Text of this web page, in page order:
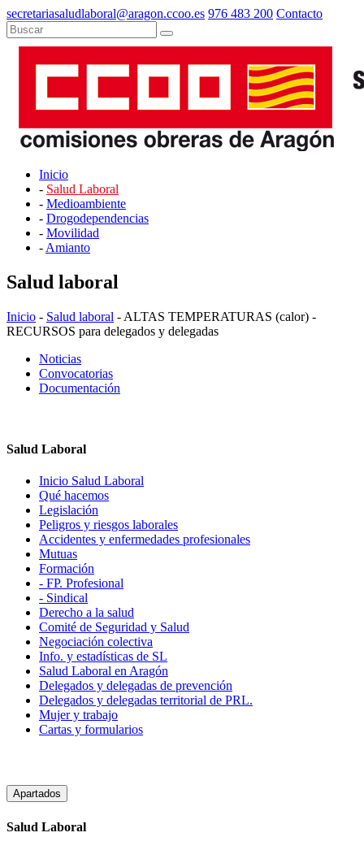
secretariasaludlaboral@aragon.ccoo.es 976 483 200 Contacto
Inicio
- Salud Laboral
- Medioambiente
- Drogodependencias
- Movilidad
- Amianto
Salud laboral
Inicio - Salud laboral - ALTAS TEMPERATURAS (calor) -
RECURSOS para delegados y delegadas
Noticias
Convocatorias
Documentación
Salud Laboral
Inicio Salud Laboral
Qué hacemos
Legislación
Peligros y riesgos laborales
Accidentes y enfermedades profesionales
Mutuas
Formación
- FP. Profesional
- Sindical
Derecho a la salud
Comité de Seguridad y Salud
Negociación colectiva
Info. y estadísticas de SL
Salud Laboral en Aragón
Delegados y delegadas de prevención
Delegados y delegadas territorial de PRL.
Mujer y trabajo
Cartas y formularios
Apartados
Salud Laboral